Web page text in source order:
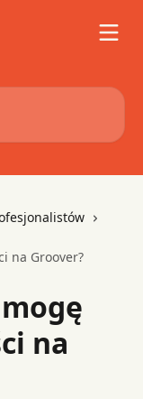
na Groover?
na